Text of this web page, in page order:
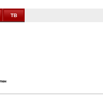
новых условиях
ТВ